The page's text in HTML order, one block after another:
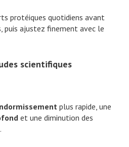
protéiques quotidiens avant
puis ajustez finement avec le
scientifiques
plus rapide, une
et une diminution des